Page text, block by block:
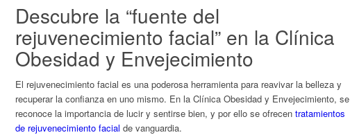
Descubre la “fuente del
rejuvenecimiento facial” en la Clínica
Obesidad y Envejecimiento
El rejuvenecimiento facial es una poderosa herramienta para reavivar la belleza y
recuperar la confianza en uno mismo. En la Clínica Obesidad y Envejecimiento, se
reconoce la importancia de lucir y sentirse bien, y por ello se ofrecen tratamientos
de rejuvenecimiento facial de vanguardia.